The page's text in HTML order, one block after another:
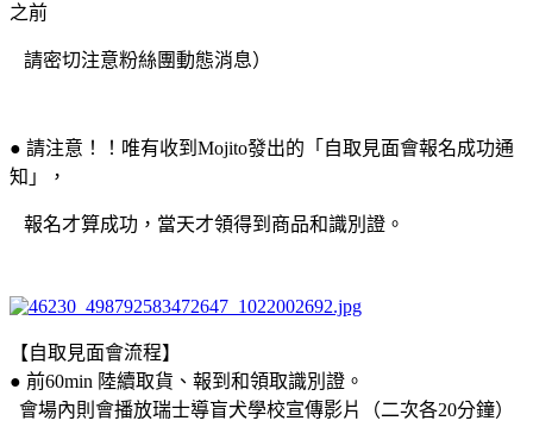
之前
請密切注意粉絲團動態消息）
● 請注意！！唯有收到Mojito發出的「自取見面會報名成功通
知」，
報名才算成功，當天才領得到商品和識別證。
【自取見面會流程】
● 前60min 陸續取貨、報到和領取識別證。
會場內則會播放瑞士導盲犬學校宣傳影片（二次各20分鐘）